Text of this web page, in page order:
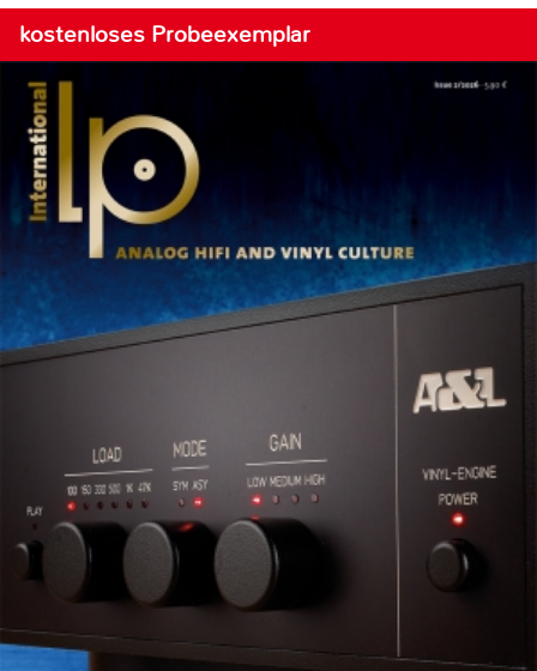
kostenloses Probeexemplar